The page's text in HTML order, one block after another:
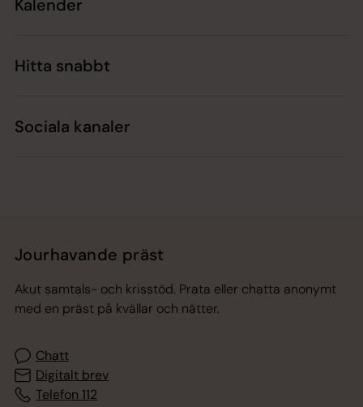
Kalender
Hitta snabbt
Sociala kanaler
Jourhavande präst
Akut samtals- och krisstöd. Prata eller chatta anonymt
med en präst på kvällar och nätter.
Chatt
Digitalt brev
Telefon 112